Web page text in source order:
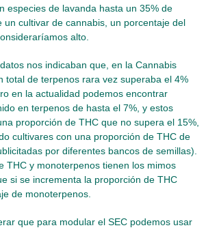
especies de lavanda hasta un 35% de
un cultivar de cannabis, un porcentaje del
alto.
nos indicaban que, en la Cannabis
total de terpenos rara vez superaba el 4%
en la actualidad podemos encontrar
en terpenos de hasta el 7%, y estos
proporción de THC que no supera el 15%,
cultivares con una proporción de THC de
por diferentes bancos de semillas).
THC y monoterpenos tienen los mimos
si se incrementa la proporción de THC
de monoterpenos.
que para modular el SEC podemos usar